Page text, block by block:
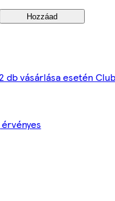
Hozzáad
db vásárlása esetén